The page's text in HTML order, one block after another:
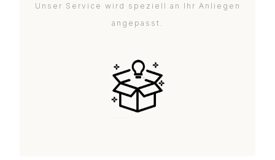
Unser Service wird speziell an Ihr Anliegen
angepasst.